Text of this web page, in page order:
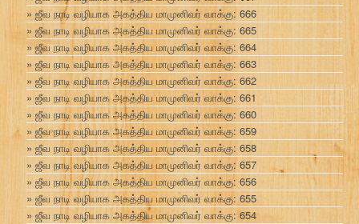
ஜீவ நாடி வழியாக அகத்திய மாமுனிவர் வாக்கு: 666
ஜீவ நாடி வழியாக அகத்திய மாமுனிவர் வாக்கு: 665
ஜீவ நாடி வழியாக அகத்திய மாமுனிவர் வாக்கு: 664
ஜீவ நாடி வழியாக அகத்திய மாமுனிவர் வாக்கு: 663
ஜீவ நாடி வழியாக அகத்திய மாமுனிவர் வாக்கு: 662
ஜீவ நாடி வழியாக அகத்திய மாமுனிவர் வாக்கு: 661
ஜீவ நாடி வழியாக அகத்திய மாமுனிவர் வாக்கு: 660
ஜீவ நாடி வழியாக அகத்திய மாமுனிவர் வாக்கு: 659
ஜீவ நாடி வழியாக அகத்திய மாமுனிவர் வாக்கு: 658
ஜீவ நாடி வழியாக அகத்திய மாமுனிவர் வாக்கு: 657
ஜீவ நாடி வழியாக அகத்திய மாமுனிவர் வாக்கு: 656
ஜீவ நாடி வழியாக அகத்திய மாமுனிவர் வாக்கு: 655
ஜீவ நாடி வழியாக அகத்திய மாமுனிவர் வாக்கு: 654